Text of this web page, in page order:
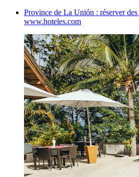
Province de La Unión : réserver des
www.hoteles.com